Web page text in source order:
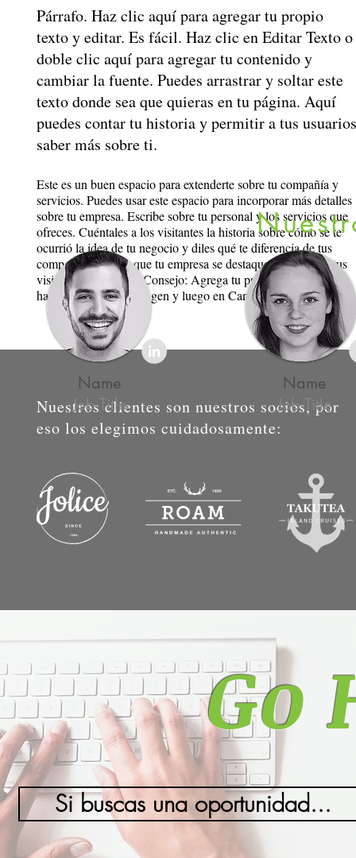
Nuestros clientes son nuestros socios, por
eso los elegimos cuidadosamente:
Párrafo. Haz clic aquí para agregar tu propio
texto y editar. Es fácil. Haz clic en Editar Texto o
doble clic aquí para agregar tu contenido y
cambiar la fuente. Puedes arrastrar y soltar este
texto donde sea que quieras en tu página. Aquí
puedes contar tu historia y permitir a tus usuarios
saber más sobre ti.
Este es un buen espacio para extenderte sobre tu compañía y
servicios. Puedes usar este espacio para incorporar más detalles
sobre tu empresa. Escribe sobre tu personal y los servicios que
ofreces. Cuéntales a los visitantes la historia sobre cómo se te
ocurrió la idea de tu negocio y diles qué te diferencia de tus
competidores. Haz que tu empresa se destaque y muestra a tus
visitantes quién eres. Consejo: Agrega tu propia imagen
haciendo clic en la imagen y luego en Cambiar Imagen.
Name
Job Title
Name
Job Title
Go
Si buscas una oportunidad...